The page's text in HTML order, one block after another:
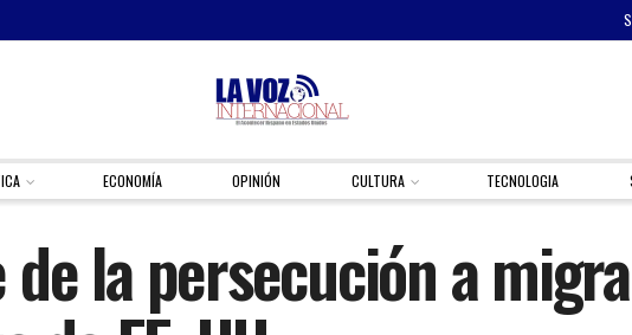
ECONOMÍA OPINIÓN CULTURA TECNOLOGIA
la persecución a